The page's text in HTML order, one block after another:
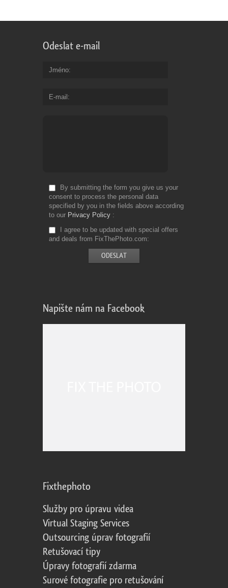
Odeslat e-mail
Jméno
E-mail
By submitting the form you give us your
consent to process the personal data
specified by you in the fields above according
to our Privacy Policy
I agree to be updated with special offers
and deals from FixThePhoto.com
Napište nám na Facebook
Fixthephoto
Služby pro úpravu videa
Virtual Staging Services
Outsourcing úprav fotografií
Retušovací tipy
Úpravy fotografií zdarma
Surové fotografie pro retušování